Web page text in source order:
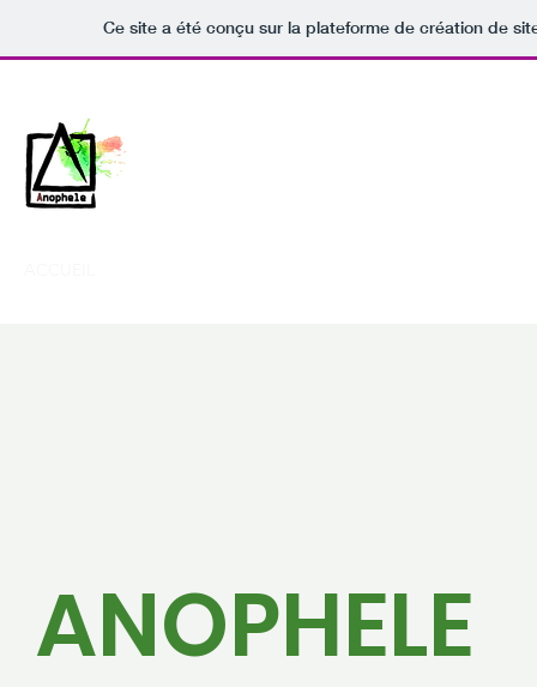
Ce site a été conçu sur la plateforme de création de
ANOPHELE